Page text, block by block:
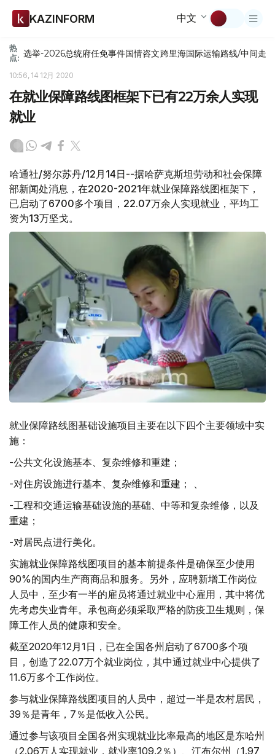
KAZINFORM 中文
热
点: 选举-2026总统府任免事件国情咨文跨里海国际运输路线/中间走廊
10:56, 14 12月 2020
在就业保障路线图框架下已有22万余人实现
就业
哈通社/努尔苏丹/12月14日--据哈萨克斯坦劳动和社会保障
部新闻处消息，在2020-2021年就业保障路线图框架下，
已启动了6700多个项目，22.07万余人实现就业，平均工
资为13万坚戈。
就业保障路线图基础设施项目主要在以下四个主要领域中实
施：
-公共文化设施基本、复杂维修和重建；
-对住房设施进行基本、复杂维修和重建； 、
-工程和交通运输基础设施的基础、中等和复杂维修，以及
重建；
-对居民点进行美化。
实施就业保障路线图项目的基本前提条件是确保至少使用
90%的国内生产商商品和服务。另外，应聘新增工作岗位
人员中，至少有一半的雇员将通过就业中心雇用，其中将优
先考虑失业青年。承包商必须采取严格的防疫卫生规则，保
障工作人员的健康和安全。
截至2020年12月1日，已在全国各州启动了6700多个项
目，创造了22.07万个就业岗位，其中通过就业中心提供了
11.6万多个工作岗位。
参与就业保障路线图项目的人员中，超过一半是农村居民，
39％是青年，7％是低收入公民。
通过参与该项目全国各州实现就业比率最高的地区是东哈州
（2.06万人实现就业，就业率109.2％）、江布尔州（1.97